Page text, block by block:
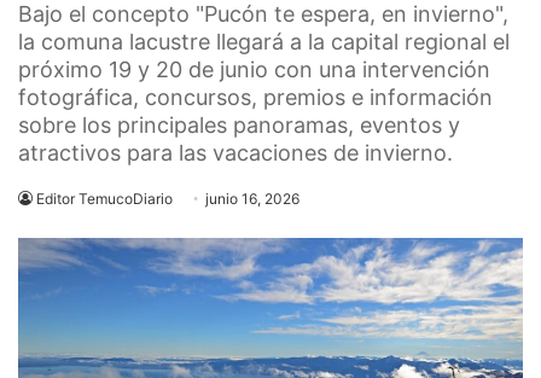
Bajo el concepto "Pucón te espera, en invierno",
la comuna lacustre llegará a la capital regional el
próximo 19 y 20 de junio con una intervención
fotográfica, concursos, premios e información
sobre los principales panoramas, eventos y
atractivos para las vacaciones de invierno.
Editor TemucoDiario junio 16, 2026